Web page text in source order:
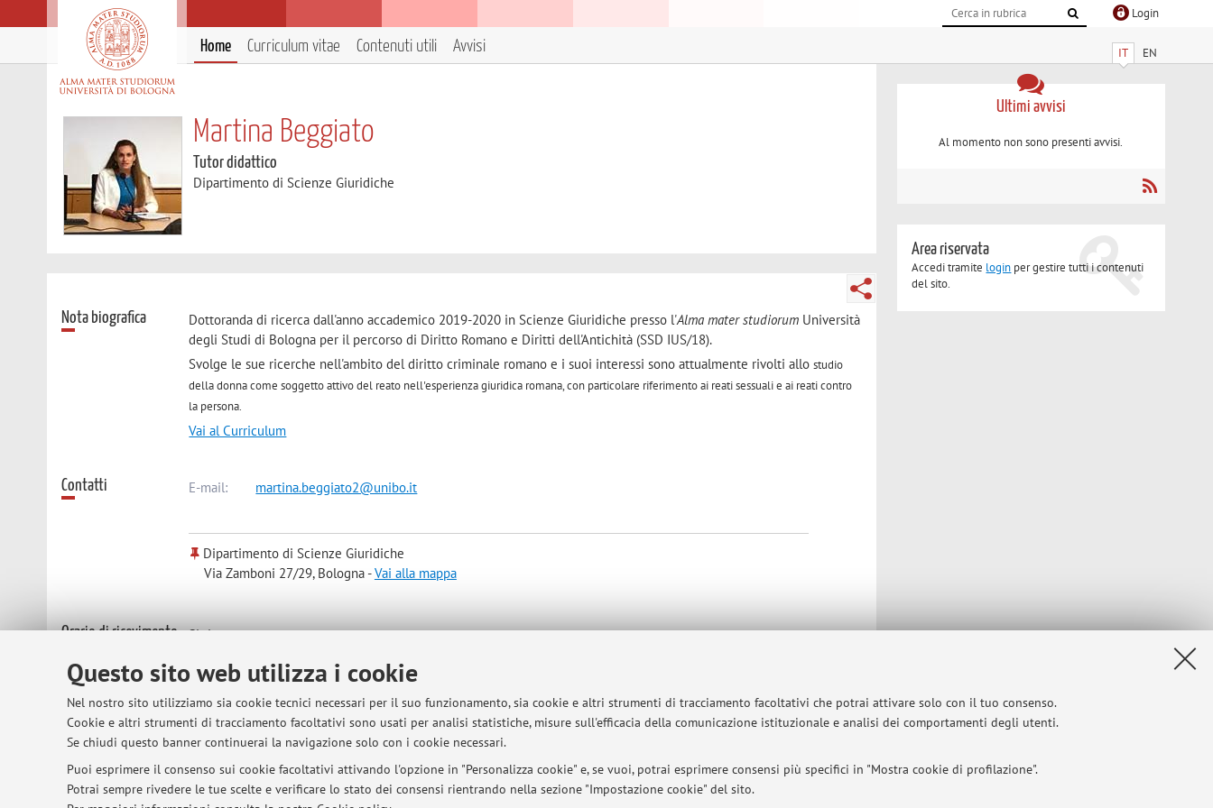
Questo sito web utilizza i cookie
Nel nostro sito utilizziamo sia cookie tecnici necessari per il suo funzionamento, sia cookie e altri strumenti di tracciamento facoltativi che potrai attivare solo con il tuo consenso.
Cookie e altri strumenti di tracciamento facoltativi sono usati per analisi statistiche, misure sull'efficacia della comunicazione istituzionale e analisi dei comportamenti degli utenti.
Se chiudi questo banner continuerai la navigazione solo con i cookie necessari.
Puoi esprimere il consenso sui cookie facoltativi attivando l'opzione in "Personalizza cookie" e, se vuoi, potrai esprimere consensi più specifici in "Mostra cookie di profilazione".
Potrai sempre rivedere le tue scelte e verificare lo stato dei consensi rientrando nella sezione "Impostazione cookie" del sito.
Login
IT EN
Home Curriculum vitae Contenuti utili Avvisi
Martina Beggiato
Tutor didattico
Dipartimento di Scienze Giuridiche
Nota biografica Dottoranda di ricerca dall'anno accademico 2019-2020 in Scienze Giuridiche presso l'Alma mater studiorum Università
degli Studi di Bologna per il percorso di Diritto Romano e Diritti dell'Antichità (SSD IUS/18).
Svolge le sue ricerche nell'ambito del diritto criminale romano e i suoi interessi sono attualmente rivolti allostudio
della donna come soggetto attivo del reato nell'esperienza giuridica romana, con particolare riferimento ai reati sessuali e ai reati contro
la persona.
Vai al Curriculum
Contatti E-mail: martina.beggiato2@unibo.it
Dipartimento di Scienze Giuridiche
Via Zamboni 27/29, Bologna -Vai alla mappa
Orario di ricevimento Si riceve su appuntamento.
Ultimi avvisi
Al momento non sono presenti avvisi.
Area riservata
Accedi tramite login per gestire tutti i contenuti
del sito.
© 2026 - ALMA MATER STUDIORUM - Università di Bologna - Via Zamboni, 33 - 40126 Bologna - Partita IVA: 01131710376 Privacy |Note legali |Impostazioni Cookie